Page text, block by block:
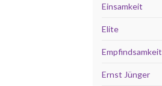
Einsamkeit
Elite
Empfindsamkeit
Ernst Jünger